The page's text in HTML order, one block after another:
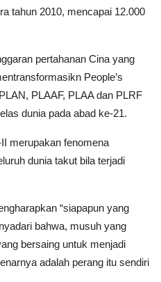
tahun 2010, mencapai 12.000
pertahanan Cina yang
People’s
PLAAF, PLAA dan PLRF
dunia pada abad ke-21.
merupakan fenomena
dunia takut bila terjadi
“siapapun yang
bahwa, musuh yang
bersaing untuk menjadi
adalah perang itu sendiri